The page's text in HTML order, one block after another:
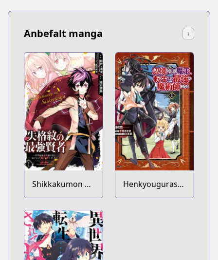
Anbefalt manga ↓
Shikkakumon no
Saikyou Kenja:
Sekai Saikyou no
Kenja ga Sarani
Tsuyokunaru
Tame ni Tensei
Shimashita
Henkyougurashi
no Maou, Tensei